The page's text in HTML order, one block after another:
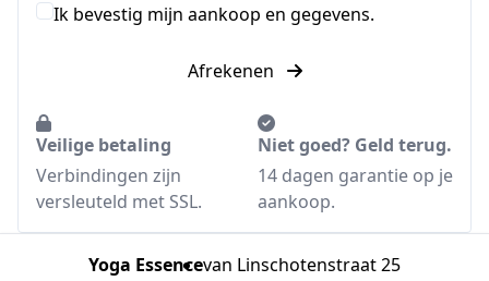
Ik bevestig mijn aankoop en gegevens.
Afrekenen
Veilige betaling
Verbindingen zijn
versleuteld met SSL.
Niet goed? Geld terug.
14 dagen garantie op je
aankoop.
Yoga Essencevan Linschotenstraat 25